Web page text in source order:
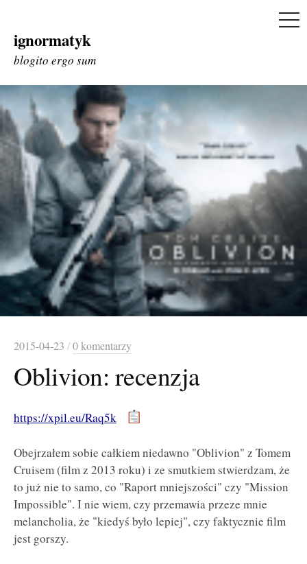
Skip
to
ignormatyk
blogito ergo sum
2015-04-23 /0 komentarzy
Oblivion: recenzja
https://xpil.eu/Raq5k
Obejrzałem sobie całkiem niedawno "Oblivion" z Tomem
Cruisem (film z 2013 roku) i ze smutkiem stwierdzam, że
to już nie to samo, co "Raport mniejszości" czy "Mission
Impossible". I nie wiem, czy przemawia przeze mnie
melancholia, że "kiedyś było lepiej", czy faktycznie film
jest gorszy.